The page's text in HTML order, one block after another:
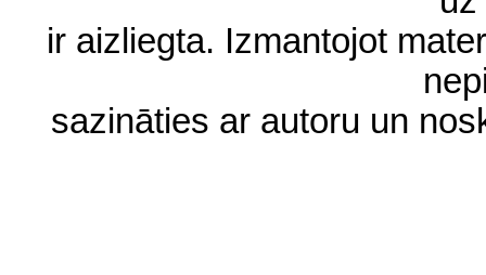
ir aizliegta. Izmantojot
sazināties ar autoru un